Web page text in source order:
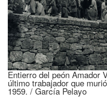
Entierro del peón Amador
último trabajador que
1959. / García Pelayo